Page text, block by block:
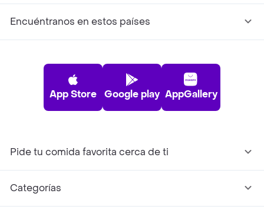
Encuéntranos en estos países
App Store Google play AppGallery
Pide tu comida favorita cerca de ti
Categorías